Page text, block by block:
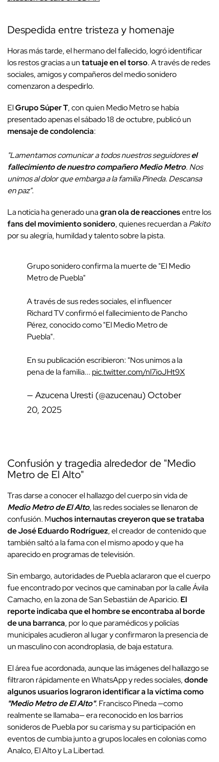
Despedida entre tristeza y homenaje
Horas más tarde, el hermano del fallecido, logró identificar
los restos gracias a untatuaje en el torso. A través de redes
sociales, amigos y compañeros del medio sonidero
comenzaron a despedirlo.
ElGrupo Súper T, con quien Medio Metro se había
presentado apenas el sábado 18 de octubre, publicó un
mensaje de condolencia:
"Lamentamos comunicar a todos nuestros seguidoresel
fallecimiento de nuestro compañero Medio Metro. Nos
unimos al dolor que embarga a la familia Pineda. Descansa
en paz".
La noticia ha generado unagran ola de reaccionesentre los
fans del movimiento sonidero, quienes recuerdan aPakito
por su alegría, humildad y talento sobre la pista.
Grupo sonidero confirma la muerte de "El Medio
Metro de Puebla"
A través de sus redes sociales, el influencer
Richard TV confirmó el fallecimiento de Pancho
Pérez, conocido como "El Medio Metro de
Puebla".
En su publicación escribieron: "Nos unimos a la
pena de la familia... pic.twitter.com/nl7ioJHt9X
— Azucena Uresti (@azucenau) October
20, 2025
Confusión y tragedia alrededor de "Medio
Metro de El Alto"
Tras darse a conocer el hallazgo del cuerpo sin vida de
Medio Metro de El Alto, las redes sociales se llenaron de
confusión. Muchos internautas creyeron que se trataba
de José Eduardo Rodríguez, el creador de contenido que
también saltó a la fama con el mismo apodo y que ha
aparecido en programas de televisión.
Sin embargo, autoridades de Puebla aclararon que el cuerpo
fue encontrado por vecinos que caminaban por la calle Ávila
Camacho, en la zona de San Sebastián de Aparicio. El
reporte indicaba que el hombre se encontraba al borde
de una barranca, por lo que paramédicos y policías
municipales acudieron al lugar y confirmaron la presencia de
un masculino con acondroplasia, de baja estatura.
El área fue acordonada, aunque las imágenes del hallazgo se
filtraron rápidamente en WhatsApp y redes sociales,donde
algunos usuarios lograron identificar a la víctima como
"Medio Metro de El Alto". Francisco Pineda —como
realmente se llamaba— era reconocido en los barrios
sonideros de Puebla por su carisma y su participación en
eventos de cumbia junto a grupos locales en colonias como
Analco, El Alto y La Libertad.